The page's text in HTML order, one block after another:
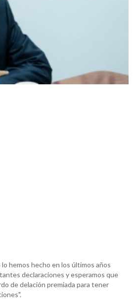
hemos hecho en los últimos años
declaraciones y esperamos que
de delación premiada para tener